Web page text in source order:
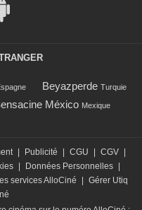
Beyazperde Turquie
México Mexique
Publicité CGU CGV
Données Personnelles
services AlloCiné
Gérer Utiq